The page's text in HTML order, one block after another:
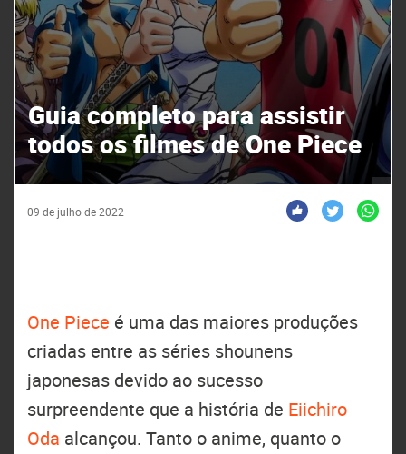
Guia completo para assistir
todos os filmes de One Piece
09 de julho de 2022
One Piece é uma das maiores produções
criadas entre as séries shounens
japonesas devido ao sucesso
surpreendente que a história de Eiichiro
Oda alcançou. Tanto o anime, quanto o